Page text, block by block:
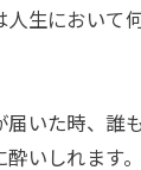
人生において
届いた時、誰
いしれます。